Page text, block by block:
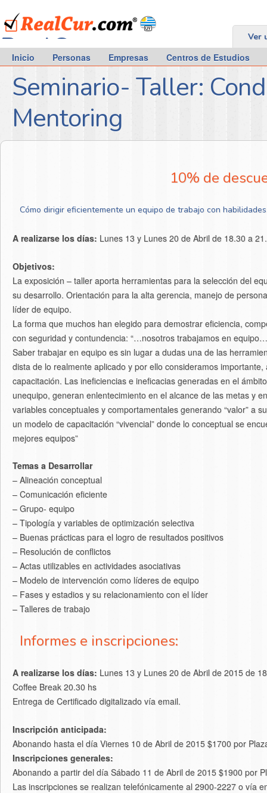
RealCur.com Ver
Inicio Personas Empresas Centros de Estudios
Seminario- Taller:
Mentoring
10% de
Cómo dirigir eficientemente un equipo de trabajo con
A realizarse los días: Lunes 13 y Lunes 20 de Abril de 18.30 a
Objetivos:
La exposición – taller aporta herramientas para la selección del
su desarrollo. Orientación para la alta gerencia, manejo de
líder de equipo.
La forma que muchos han elegido para demostrar eficiencia,
con seguridad y contundencia: “…nosotros trabajamos en
Saber trabajar en equipo es sin lugar a dudas una de las
dista de lo realmente aplicado y por ello consideramos
capacitación. Las ineficiencias e ineficacias generadas en el
unequipo, generan enlentecimiento en el alcance de las metas y
variables conceptuales y comportamentales generando “valor” a
un modelo de capacitación “vivencial” donde lo conceptual se
mejores equipos”
Temas a Desarrollar
– Alineación conceptual
– Comunicación eficiente
– Grupo- equipo
– Tipología y variables de optimización selectiva
– Buenas prácticas para el logro de resultados positivos
– Resolución de conflictos
– Actas utilizables en actividades asociativas
– Modelo de intervención como líderes de equipo
– Fases y estadios y su relacionamiento con el líder
– Talleres de trabajo
Informes e inscripciones:
A realizarse los días: Lunes 13 y Lunes 20 de Abril de 2015 de
Coffee Break 20.30 hs
Entrega de Certificado digitalizado vía email.
Inscripción anticipada:
Abonando hasta el día Viernes 10 de Abril de 2015 $1700 por
Inscripciones generales:
Abonando a partir del día Sábado 11 de Abril de 2015 $1900 por
Las inscripciones se realizan telefónicamente al 2900-2227 o vía